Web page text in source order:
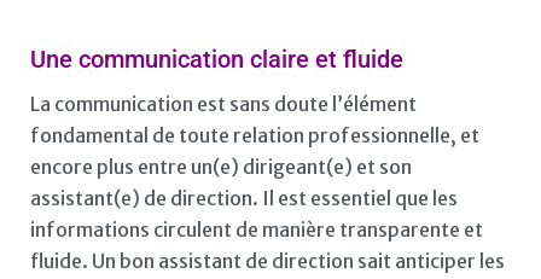
Une communication claire et fluide
La communication est sans doute l’élément
fondamental de toute relation professionnelle, et
encore plus entre un(e) dirigeant(e) et son
assistant(e) de direction. Il est essentiel que les
informations circulent de manière transparente et
fluide. Un bon assistant de direction sait anticiper les